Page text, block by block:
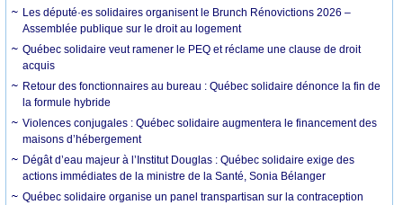
Les député·es solidaires organisent le Brunch Rénovictions 2026 –
Assemblée publique sur le droit au logement
Québec solidaire veut ramener le PEQ et réclame une clause de droit
acquis
Retour des fonctionnaires au bureau : Québec solidaire dénonce la fin de
la formule hybride
Violences conjugales : Québec solidaire augmentera le financement des
maisons d’hébergement
Dégât d’eau majeur à l’Institut Douglas : Québec solidaire exige des
actions immédiates de la ministre de la Santé, Sonia Bélanger
Québec solidaire organise un panel transpartisan sur la contraception